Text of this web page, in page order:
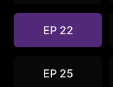
EP 22
EP 25